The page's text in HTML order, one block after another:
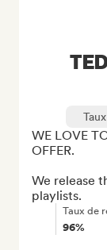
WE LOVE
OFFER.
We release
playlists.
Taux de
96%